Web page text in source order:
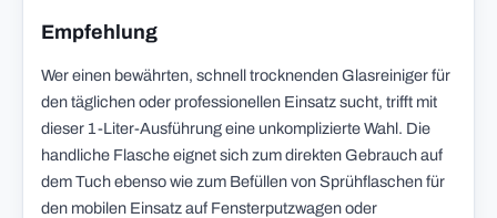
Empfehlung
Wer einen bewährten, schnell trocknenden Glasreiniger für
den täglichen oder professionellen Einsatz sucht, trifft mit
dieser 1-Liter-Ausführung eine unkomplizierte Wahl. Die
handliche Flasche eignet sich zum direkten Gebrauch auf
dem Tuch ebenso wie zum Befüllen von Sprühflaschen für
den mobilen Einsatz auf Fensterputzwagen oder